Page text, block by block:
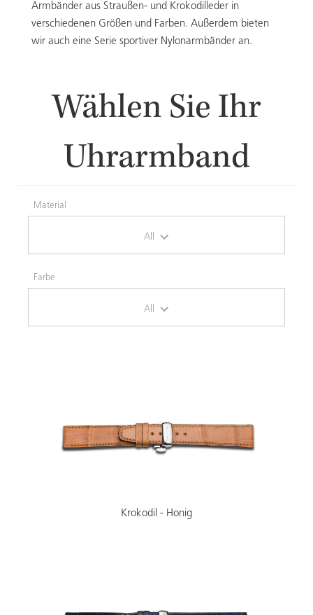
Armbänder aus Straußen- und Krokodilleder in
verschiedenen Größen und Farben. Außerdem bieten
wir auch eine Serie sportiver Nylonarmbänder an.
Wählen Sie Ihr
Uhrarmband
Material
All
Farbe
All
Krokodil - Honig